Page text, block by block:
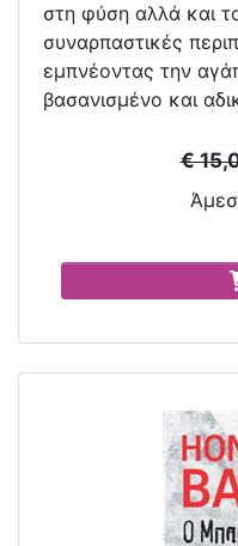
στη φύση αλλά και
συναρπαστικές
εμπνέοντας την
βασανισμένο και
€